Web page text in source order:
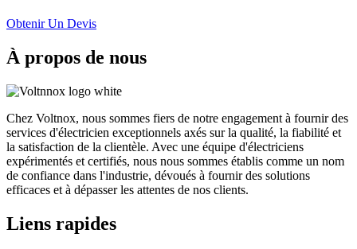
Obtenir Un Devis
À propos de nous
Chez Voltnox, nous sommes fiers de notre engagement à fournir des
services d'électricien exceptionnels axés sur la qualité, la fiabilité et
la satisfaction de la clientèle. Avec une équipe d'électriciens
expérimentés et certifiés, nous nous sommes établis comme un nom
de confiance dans l'industrie, dévoués à fournir des solutions
efficaces et à dépasser les attentes de nos clients.
Liens rapides